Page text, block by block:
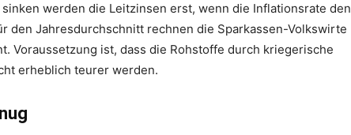
werden die Leitzinsen erst, wenn die Inflationsrate den
den Jahresdurchschnitt rechnen die Sparkassen-Volkswirte
Voraussetzung ist, dass die Rohstoffe durch kriegerische
erheblich teurer werden.